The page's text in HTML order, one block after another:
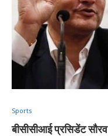
Sports
बीसीसीआई प्रसिडेंट सौरव